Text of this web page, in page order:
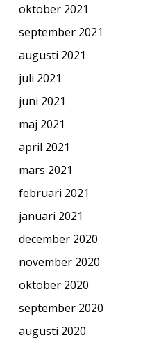
oktober 2021
september 2021
augusti 2021
juli 2021
juni 2021
maj 2021
april 2021
mars 2021
februari 2021
januari 2021
december 2020
november 2020
oktober 2020
september 2020
augusti 2020